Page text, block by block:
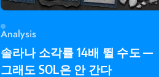
Analysis
솔라나 소각률 14배 뛸 수도 —
그래도 SOL은 안 간다